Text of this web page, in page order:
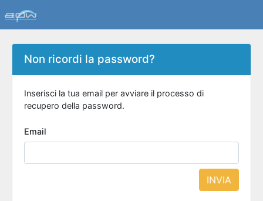
Non ricordi la password?
Inserisci la tua email per avviare il processo di
recupero della password.
Email
INVIA